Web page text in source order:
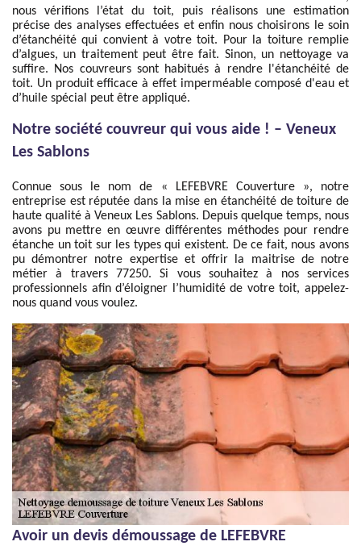
nous vérifions l’état du toit, puis réalisons une estimation
précise des analyses effectuées et enfin nous choisirons le soin
d’étanchéité qui convient à votre toit. Pour la toiture remplie
d’algues, un traitement peut être fait. Sinon, un nettoyage va
suffire. Nos couvreurs sont habitués à rendre l'étanchéité de
toit. Un produit efficace à effet imperméable composé d'eau et
d’huile spécial peut être appliqué.
Notre société couvreur qui vous aide ! – Veneux
Les Sablons
Connue sous le nom de « LEFEBVRE Couverture », notre
entreprise est réputée dans la mise en étanchéité de toiture de
haute qualité à Veneux Les Sablons. Depuis quelque temps, nous
avons pu mettre en œuvre différentes méthodes pour rendre
étanche un toit sur les types qui existent. De ce fait, nous avons
pu démontrer notre expertise et offrir la maitrise de notre
métier à travers 77250. Si vous souhaitez à nos services
professionnels afin d’éloigner l’humidité de votre toit, appelez-
nous quand vous voulez.
Avoir un devis démoussage de LEFEBVRE